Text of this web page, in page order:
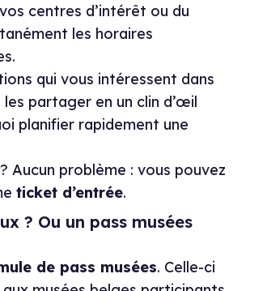
centres d’intérêt ou du
les horaires
qui vous intéressent dans
partager en un clin d’œil
planifier rapidement une
Aucun problème : vous pouvez
ticket d’entrée.
? Ou un pass musées
de pass musées. Celle-ci